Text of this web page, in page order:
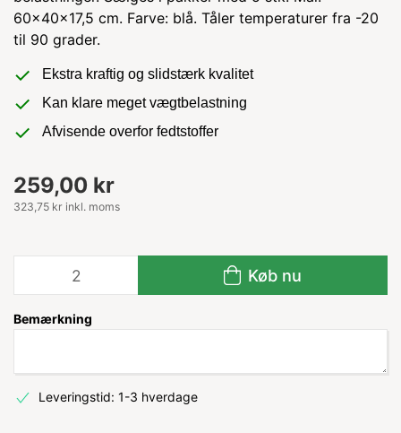
60x40x17,5 cm. Farve: blå. Tåler temperaturer fra -20
til 90 grader.
Ekstra kraftig og slidstærk kvalitet
Kan klare meget vægtbelastning
Afvisende overfor fedtstoffer
259,00 kr
323,75 kr inkl. moms
Køb nu
Bemærkning
Leveringstid: 1-3 hverdage